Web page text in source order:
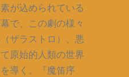
が込められている
で、この劇の様々
ザラストロ）、悪
原始的人類の世界
導く。『魔笛序